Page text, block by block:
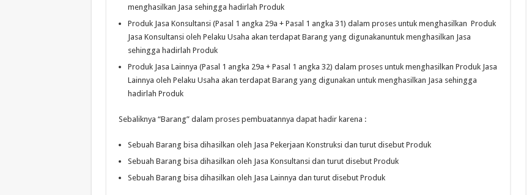
menghasilkan Jasa sehingga hadirlah Produk
Produk Jasa Konsultansi (Pasal 1 angka 29a + Pasal 1 angka 31) dalam proses untuk menghasilkan Produk
Jasa Konsultansi oleh Pelaku Usaha akan terdapat Barang yang digunakanuntuk menghasilkan Jasa
sehingga hadirlah Produk
Produk Jasa Lainnya (Pasal 1 angka 29a + Pasal 1 angka 32) dalam proses untuk menghasilkan Produk Jasa
Lainnya oleh Pelaku Usaha akan terdapat Barang yang digunakan untuk menghasilkan Jasa sehingga
hadirlah Produk
Sebaliknya “Barang” dalam proses pembuatannya dapat hadir karena :
Sebuah Barang bisa dihasilkan oleh Jasa Pekerjaan Konstruksi dan turut disebut Produk
Sebuah Barang bisa dihasilkan oleh Jasa Konsultansi dan turut disebut Produk
Sebuah Barang bisa dihasilkan oleh Jasa Lainnya dan turut disebut Produk